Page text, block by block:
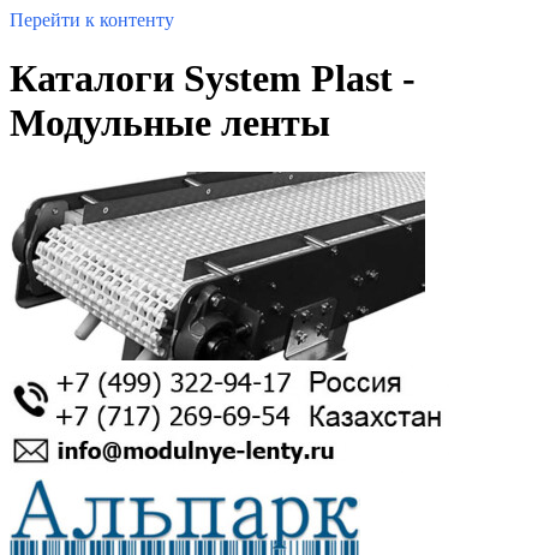
Перейти к контенту
Каталоги System Plast -
Модульные ленты